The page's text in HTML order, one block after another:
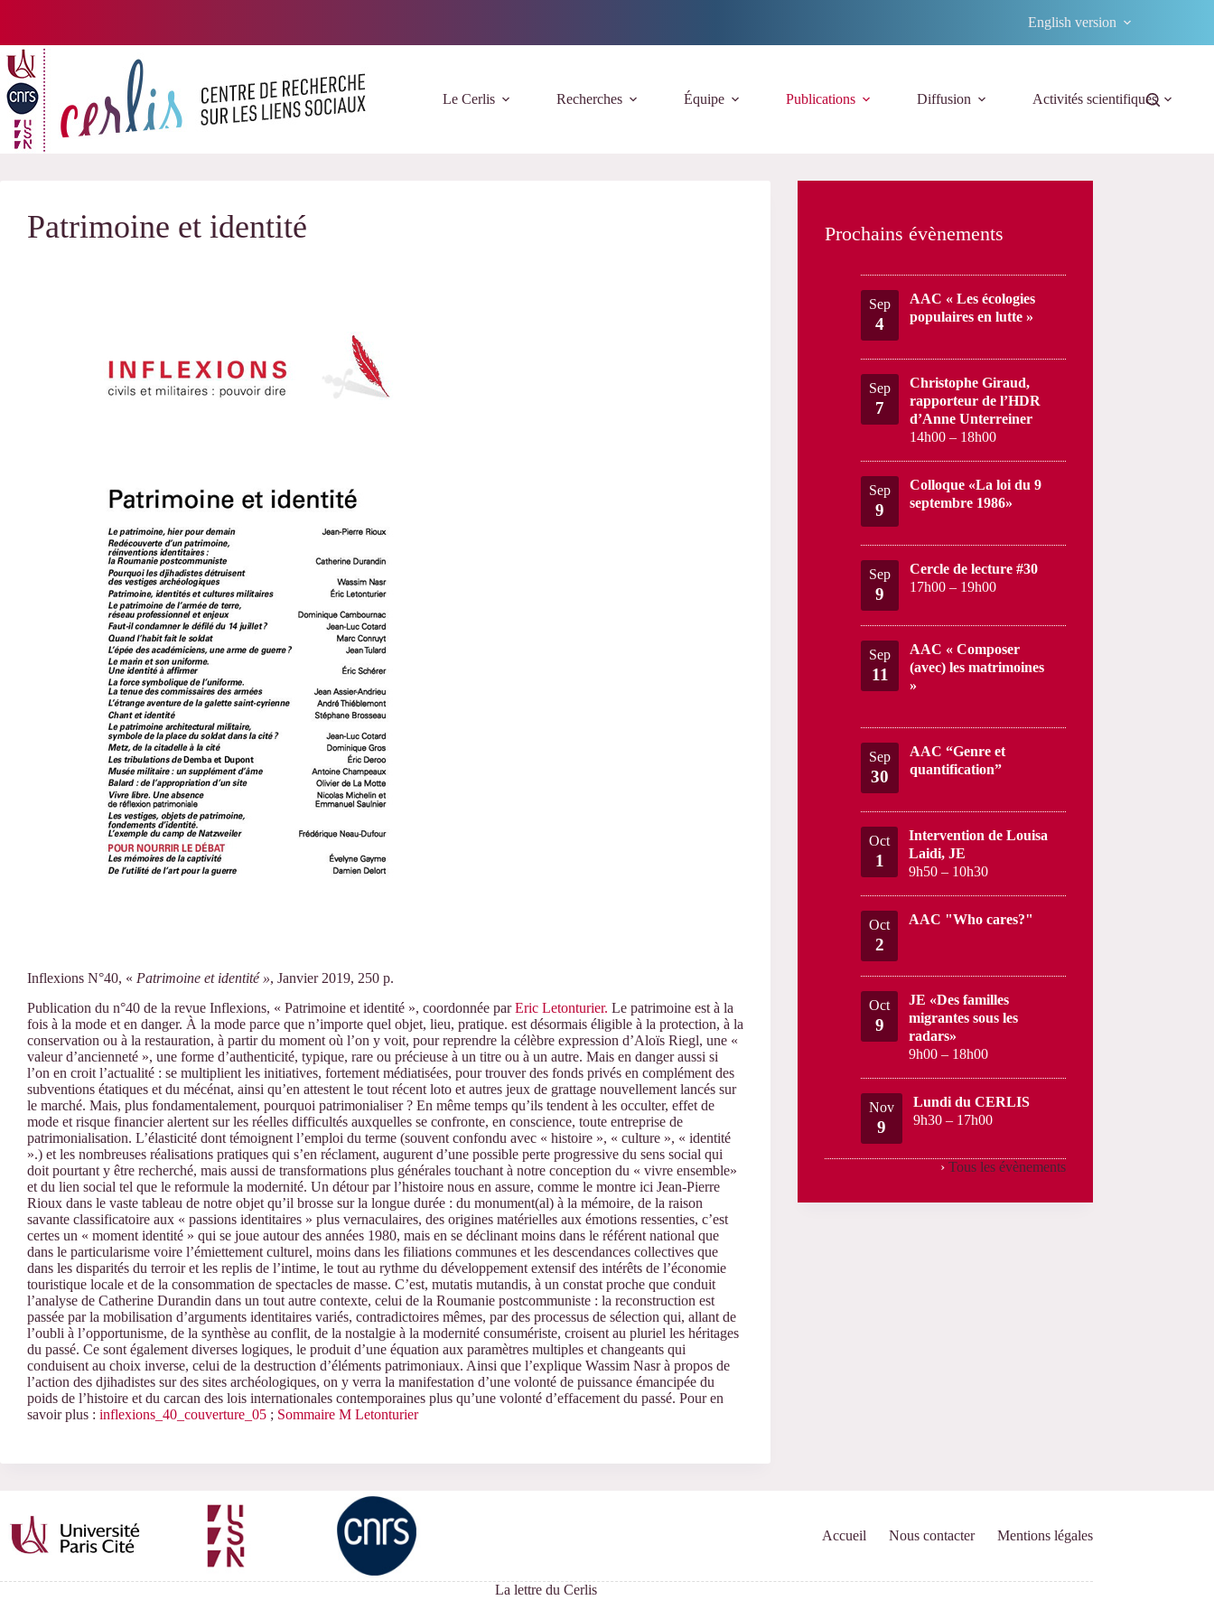
English version
Le Cerlis Recherches Équipe Publications Diffusion Activités scientifiques
Patrimoine et identité
Inflexions N°40, « Patrimoine et identité », Janvier 2019, 250 p.
Publication du n°40 de la revue Inflexions, « Patrimoine et identité », coordonnée parEric Letonturier. Le patrimoine est à la
fois à la mode et en danger. À la mode parce que n’importe quel objet, lieu, pratique. est désormais éligible à la protection, à la
conservation ou à la restauration, à partir du moment où l’on y voit, pour reprendre la célèbre expression d’Aloïs Riegl, une «
valeur d’ancienneté », une forme d’authenticité, typique, rare ou précieuse à un titre ou à un autre. Mais en danger aussi si
l’on en croit l’actualité : se multiplient les initiatives, fortement médiatisées, pour trouver des fonds privés en complément des
subventions étatiques et du mécénat, ainsi qu’en attestent le tout récent loto et autres jeux de grattage nouvellement lancés sur
le marché. Mais, plus fondamentalement, pourquoi patrimonialiser ? En même temps qu’ils tendent à les occulter, effet de
mode et risque financier alertent sur les réelles difficultés auxquelles se confronte, en conscience, toute entreprise de
patrimonialisation. L’élasticité dont témoignent l’emploi du terme (souvent confondu avec « histoire », « culture », « identité
».) et les nombreuses réalisations pratiques qui s’en réclament, augurent d’une possible perte progressive du sens social qui
doit pourtant y être recherché, mais aussi de transformations plus générales touchant à notre conception du « vivre ensemble»
et du lien social tel que le reformule la modernité. Un détour par l’histoire nous en assure, comme le montre ici Jean-Pierre
Rioux dans le vaste tableau de notre objet qu’il brosse sur la longue durée : du monument(al) à la mémoire, de la raison
savante classificatoire aux « passions identitaires » plus vernaculaires, des origines matérielles aux émotions ressenties, c’est
certes un « moment identité » qui se joue autour des années 1980, mais en se déclinant moins dans le référent national que
dans le particularisme voire l’émiettement culturel, moins dans les filiations communes et les descendances collectives que
dans les disparités du terroir et les replis de l’intime, le tout au rythme du développement extensif des intérêts de l’économie
touristique locale et de la consommation de spectacles de masse. C’est, mutatis mutandis, à un constat proche que conduit
l’analyse de Catherine Durandin dans un tout autre contexte, celui de la Roumanie postcommuniste : la reconstruction est
passée par la mobilisation d’arguments identitaires variés, contradictoires mêmes, par des processus de sélection qui, allant de
l’oubli à l’opportunisme, de la synthèse au conflit, de la nostalgie à la modernité consumériste, croisent au pluriel les héritages
du passé. Ce sont également diverses logiques, le produit d’une équation aux paramètres multiples et changeants qui
conduisent au choix inverse, celui de la destruction d’éléments patrimoniaux. Ainsi que l’explique Wassim Nasr à propos de
l’action des djihadistes sur des sites archéologiques, on y verra la manifestation d’une volonté de puissance émancipée du
poids de l’histoire et du carcan des lois internationales contemporaines plus qu’une volonté d’effacement du passé. Pour en
savoir plus : inflexions_40_couverture_05 ; Sommaire M Letonturier
Prochains évènements
Sep
4
AAC « Les écologies
populaires en lutte »
Sep
7
Christophe Giraud,
rapporteur de l’HDR
d’Anne Unterreiner
14h00 – 18h00
Sep
9
Colloque «La loi du 9
septembre 1986»
Sep
9
Cercle de lecture #30
17h00 – 19h00
Sep
11
AAC « Composer
(avec) les matrimoines
»
Sep
30
AAC “Genre et
quantification”
Oct
1
Intervention de Louisa
Laidi, JE
9h50 – 10h30
Oct
2
AAC "Who cares?"
Oct
9
JE «Des familles
migrantes sous les
radars»
9h00 – 18h00
Nov
9
Lundi du CERLIS
9h30 – 17h00
› Tous les évènements
Accueil Nous contacter Mentions légales
La lettre du Cerlis